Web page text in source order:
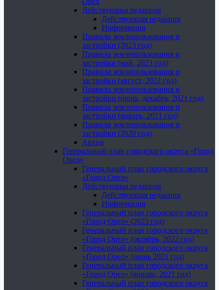
Действующая редакция
Действующая редакция
Информация
Правила землепользования и
застройки (2023 год)
Правила землепользования и
застройки (май, 2023 год)
Правила землепользования и
застройки (август, 2022 год)
Правила землепользования и
застройки (июнь, декабрь, 2021 год)
Правила землепользования и
застройки (январь, 2021 год)
Правила землепользования и
застройки (2020 год)
Архив
Генеральный план городского округа «Город
Орел»
Генеральный план городского округа
«Город Орел»
Действующая редакция
Действующая редакция
Информация
Генеральный план городского округа
«Город Орел» (2023 год)
Генеральный план городского округа
«Город Орел» (октябрь, 2022 год)
Генеральный план городского округа
«Город Орел» (июнь 2021 год)
Генеральный план городского округа
«Город Орел» (январь, 2021 год)
Генеральный план городского округа